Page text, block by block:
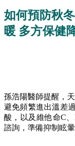
如何預防秋
暖 多方保健
孫浩陽醫師提醒，
避免頻繁進出溫差
酸，以及維他命C
諮詢，準備抑制眩